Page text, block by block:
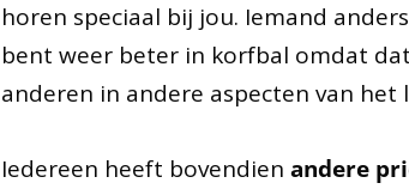
horen speciaal bij jou. Iemand
bent weer beter in korfbal omdat
anderen in andere aspecten van het
Iedereen heeft bovendien andere